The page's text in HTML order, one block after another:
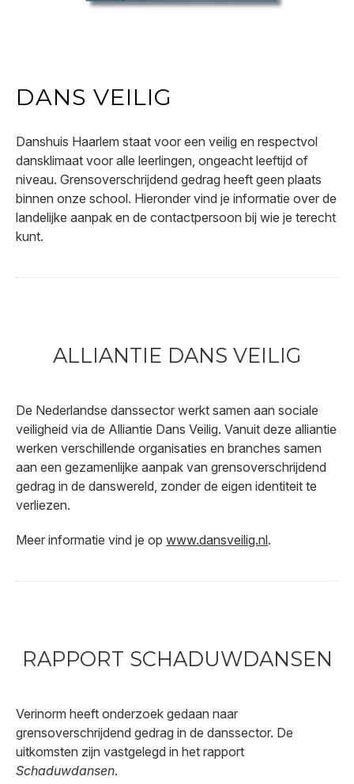
DANS VEILIG
Danshuis Haarlem staat voor een veilig en respectvol
dansklimaat voor alle leerlingen, ongeacht leeftijd of
niveau. Grensoverschrijdend gedrag heeft geen plaats
binnen onze school. Hieronder vind je informatie over de
landelijke aanpak en de contactpersoon bij wie je terecht
kunt.
ALLIANTIE DANS VEILIG
De Nederlandse danssector werkt samen aan sociale
veiligheid via de Alliantie Dans Veilig. Vanuit deze alliantie
werken verschillende organisaties en branches samen
aan een gezamenlijke aanpak van grensoverschrijdend
gedrag in de danswereld, zonder de eigen identiteit te
verliezen.
Meer informatie vind je op www.dansveilig.nl.
RAPPORT SCHADUWDANSEN
Verinorm heeft onderzoek gedaan naar
grensoverschrijdend gedrag in de danssector. De
uitkomsten zijn vastgelegd in het rapport
Schaduwdansen.